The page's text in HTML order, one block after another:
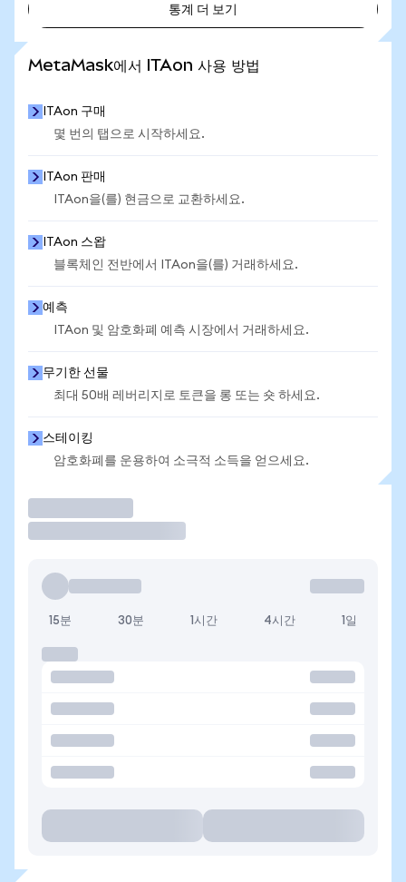
통계 더 보기
MetaMask에서 ITAon 사용 방법
ITAon 구매
몇 번의 탭으로 시작하세요.
ITAon 판매
ITAon을(를) 현금으로 교환하세요.
ITAon 스왑
블록체인 전반에서 ITAon을(를) 거래하세요.
예측
ITAon 및 암호화폐 예측 시장에서 거래하세요.
무기한 선물
최대 50배 레버리지로 토큰을 롱 또는 숏 하세요.
스테이킹
암호화폐를 운용하여 소극적 소득을 얻으세요.
15분 30분 1시간 4시간 1일